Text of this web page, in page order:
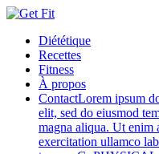
Diététique
Recettes
Fitness
À propos
ContactLorem ipsum
elit, sed do eiusmod
magna aliqua. Ut enim
exercitation ullamco